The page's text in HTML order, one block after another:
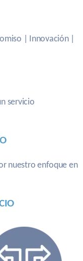
| Innovación |
servicio
nuestro enfoque en